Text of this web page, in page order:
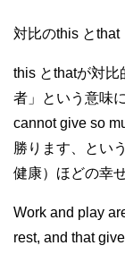
対比のthis とthat
this とthatが対比
者」という意味
cannot give so
勝ります、とい
健康）ほどの幸
Work and play
rest, and that